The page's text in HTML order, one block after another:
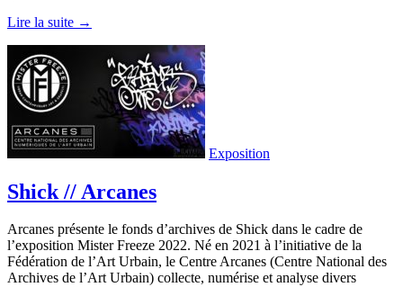
Lire la suite →
Exposition
Shick // Arcanes
Arcanes présente le fonds d’archives de Shick dans le cadre de
l’exposition Mister Freeze 2022. Né en 2021 à l’initiative de la
Fédération de l’Art Urbain, le Centre Arcanes (Centre National des
Archives de l’Art Urbain) collecte, numérise et analyse divers